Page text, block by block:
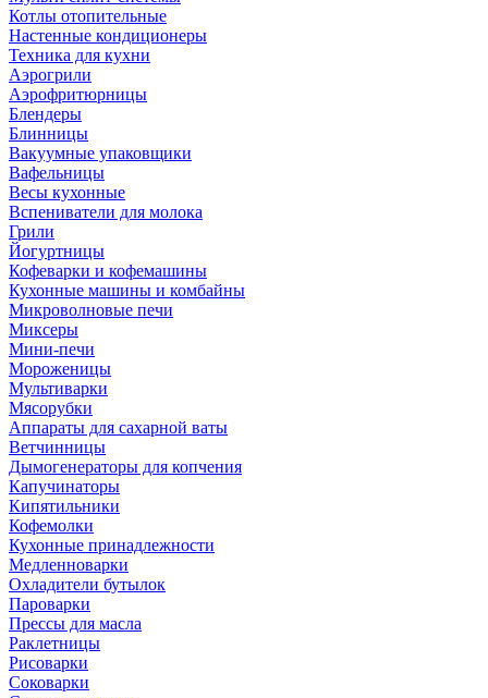
Котлы отопительные
Настенные кондиционеры
Техника для кухни
Аэрогрили
Аэрофритюрницы
Блендеры
Блинницы
Вакуумные упаковщики
Вафельницы
Весы кухонные
Вспениватели для молока
Грили
Йогуртницы
Кофеварки и кофемашины
Кухонные машины и комбайны
Микроволновые печи
Миксеры
Мини-печи
Мороженицы
Мультиварки
Мясорубки
Аппараты для сахарной ваты
Ветчинницы
Дымогенераторы для копчения
Капучинаторы
Кипятильники
Кофемолки
Кухонные принадлежности
Медленноварки
Охладители бутылок
Пароварки
Прессы для масла
Раклетницы
Рисоварки
Соковарки